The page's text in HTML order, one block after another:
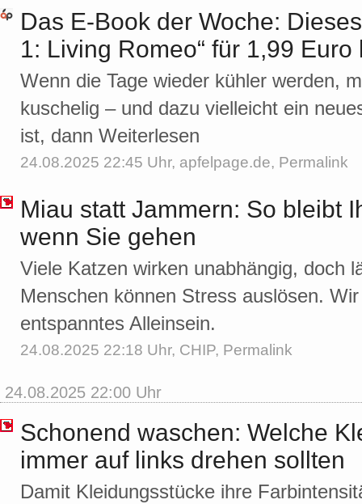
Das E-Book der Woche:
1: Living Romeo“ für 1,99 Euro
Wenn die Tage wieder kühler werden,
kuschelig – und dazu vielleicht ein
ist, dann Weiterlesen
24.08.2025 22:45 Uhr, apfelpage.de, Permalink
Miau statt Jammern: So bleibt
wenn Sie gehen
Viele Katzen wirken unabhängig, doch
Menschen können Stress auslösen.
entspanntes Alleinsein.
24.08.2025 22:18 Uhr, CHIP, Permalink
24.08.2025 22:00 Uhr
Schonend waschen: Welche
immer auf links drehen sollten
Damit Kleidungsstücke ihre